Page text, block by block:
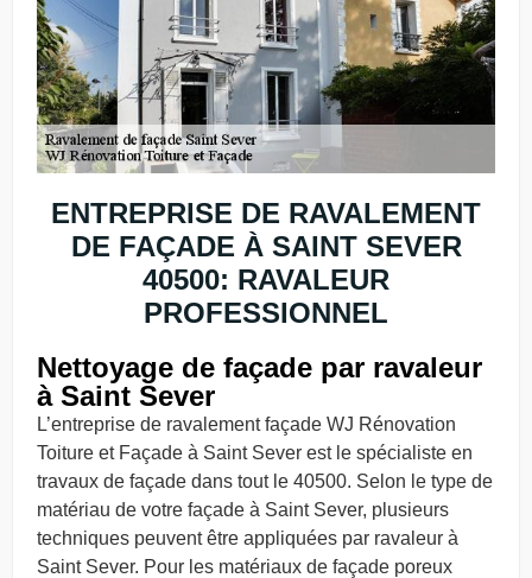
ENTREPRISE DE RAVALEMENT
DE FAÇADE À SAINT SEVER
40500: RAVALEUR
PROFESSIONNEL
Nettoyage de façade par ravaleur
à Saint Sever
L’entreprise de ravalement façade WJ Rénovation
Toiture et Façade à Saint Sever est le spécialiste en
travaux de façade dans tout le 40500. Selon le type de
matériau de votre façade à Saint Sever, plusieurs
techniques peuvent être appliquées par ravaleur à
Saint Sever. Pour les matériaux de façade poreux